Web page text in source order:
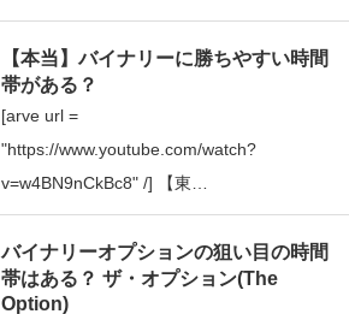
【本当】バイナリーに勝ちやすい時間
帯がある？
[arve url =
"https://www.youtube.com/watch?
v=w4BN9nCkBc8" /] 【東…
バイナリーオプションの狙い目の時間
帯はある？ ザ・オプション(The
Option)